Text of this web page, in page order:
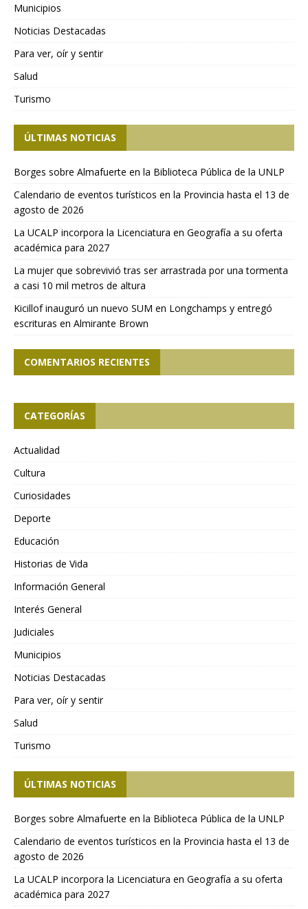
Municipios
Noticias Destacadas
Para ver, oír y sentir
Salud
Turismo
ÚLTIMAS NOTICIAS
Borges sobre Almafuerte en la Biblioteca Pública de la UNLP
Calendario de eventos turísticos en la Provincia hasta el 13 de
agosto de 2026
La UCALP incorpora la Licenciatura en Geografía a su oferta
académica para 2027
La mujer que sobrevivió tras ser arrastrada por una tormenta
a casi 10 mil metros de altura
Kicillof inauguró un nuevo SUM en Longchamps y entregó
escrituras en Almirante Brown
COMENTARIOS RECIENTES
CATEGORÍAS
Actualidad
Cultura
Curiosidades
Deporte
Educación
Historias de Vida
Información General
Interés General
Judiciales
Municipios
Noticias Destacadas
Para ver, oír y sentir
Salud
Turismo
ÚLTIMAS NOTICIAS
Borges sobre Almafuerte en la Biblioteca Pública de la UNLP
Calendario de eventos turísticos en la Provincia hasta el 13 de
agosto de 2026
La UCALP incorpora la Licenciatura en Geografía a su oferta
académica para 2027